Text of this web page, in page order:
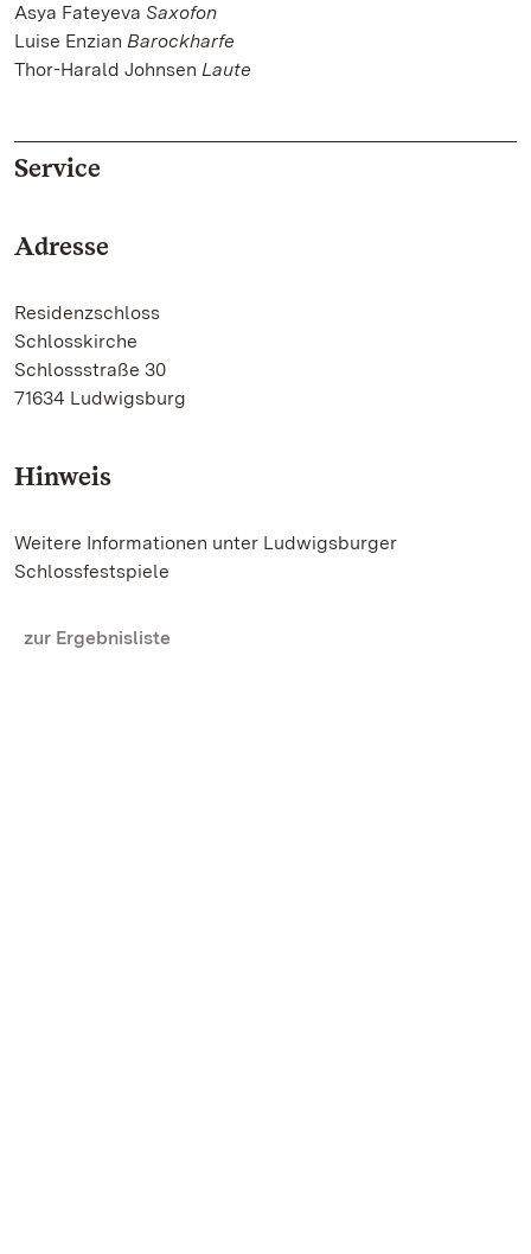
Asya Fateyeva Saxofon
Luise Enzian Barockharfe
Thor-Harald Johnsen Laute
Service
Adresse
Residenzschloss
Schlosskirche
Schlossstraße 30
71634 Ludwigsburg
Hinweis
Weitere Informationen unter Ludwigsburger
Schlossfestspiele
zur Ergebnisliste